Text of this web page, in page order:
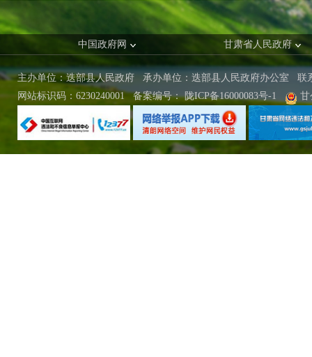
中国政府网 甘肃省人民政府
主办单位：迭部县人民政府 承办单位：迭部县人民政府办公室 联
网站标识码：6230240001
备案编号： 陇ICP备16000083号-1 甘